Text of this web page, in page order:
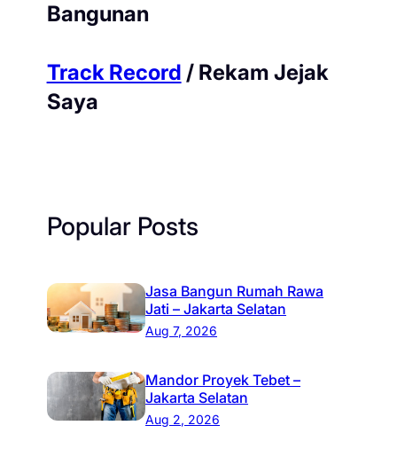
Bangunan
Track Record / Rekam Jejak
Saya
Popular Posts
Jasa Bangun Rumah Rawa
Jati – Jakarta Selatan
Aug 7, 2026
Mandor Proyek Tebet –
Jakarta Selatan
Aug 2, 2026